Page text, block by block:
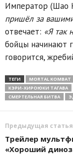
Император (Шао
пришёл за
отвечает: «Я так
бойцы начинают
говорится,
ТЕГИ MORTAL KOMBAT
КЭРИ-ХИРОЮКИ ТАГАВА
СМЕРТЕЛЬНАЯ БИТВА
Предыдущая статья
Трейлер
«Хороший